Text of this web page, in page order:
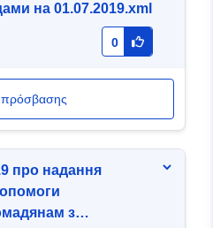
на 01.07.2019.xml
0
πρόσβασης
про надання
з